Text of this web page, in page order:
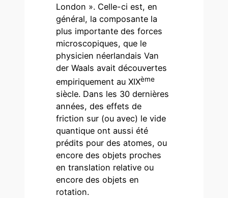
London ». Celle-ci est, en
général, la composante la
plus importante des forces
microscopiques, que le
physicien néerlandais Van
der Waals avait découvertes
empiriquement au XIXème
siècle. Dans les 30 dernières
années, des effets de
friction sur (ou avec) le vide
quantique ont aussi été
prédits pour des atomes, ou
encore des objets proches
en translation relative ou
encore des objets en
rotation.